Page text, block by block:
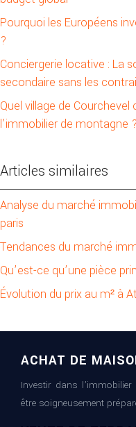
Pourquoi les Européens
?
Conciergerie locative : La
secondaire sans les
Quel village de
l’immobilier de montagne ?
Articles similaires
Analyse du marché
paris
Tendances du marché
Qu’est-ce qu’une pièce
Évolution du prix au m² à
ACHAT DE
Investir dans
être soigneusement